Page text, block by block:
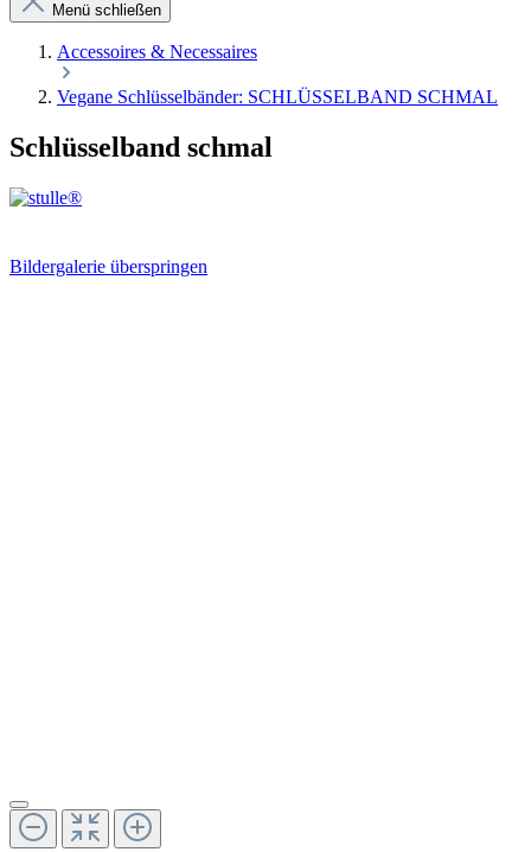
Menü schließen
Accessoires & Necessaires
Vegane Schlüsselbänder: SCHLÜSSELBAND SCHMAL
Schlüsselband schmal
Bildergalerie überspringen